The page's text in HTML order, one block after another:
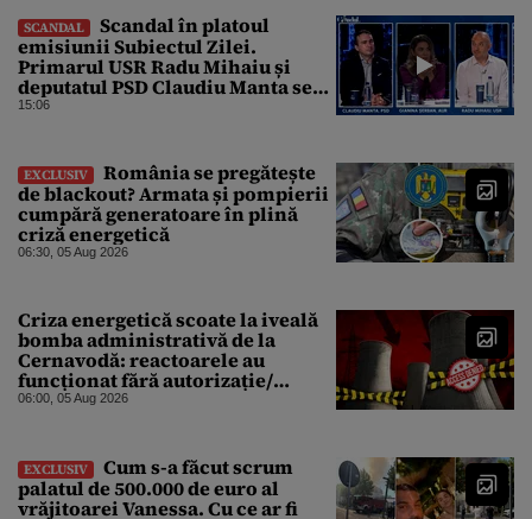
SCANDAL
Scandal în platoul
emisiunii Subiectul Zilei.
Primarul USR Radu Mihaiu și
deputatul PSD Claudiu Manta se
ceartă pe cine a propus primul
15:06
EXCLUSIV
România se pregătește
de blackout? Armata și pompierii
cumpără generatoare în plină
criză energetică
06:30, 05 Aug 2026
Criza energetică scoate la iveală
bomba administrativă de la
Cernavodă: reactoarele au
funcționat fără autorizație/
Precizările Nuclearelectrica
06:00, 05 Aug 2026
EXCLUSIV
Cum s-a făcut scrum
palatul de 500.000 de euro al
vrăjitoarei Vanessa. Cu ce ar fi